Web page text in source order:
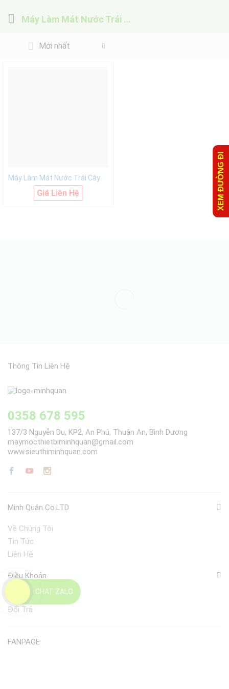
Máy Làm Mát Nước Trái Cây
Mới nhất
Máy Làm Mát Nước Trái Cây
Giá Liên Hệ
CHAT ZALO
Thông Tin Liên Hệ
0358 678 595
137/3 Nguyễn Du, KP2, An Phú, Thuận An, Bình Dương
maymocthietbiminhquan@gmail.com
www.sieuthiminhquan.com
Minh Quân Co.LTD
Về Chúng Tôi
Tin Tức
Liên Hệ
Điều Khoản
Giao Nhận
Đổi Trả
FANPAGE
XEM ĐƯỜNG ĐI